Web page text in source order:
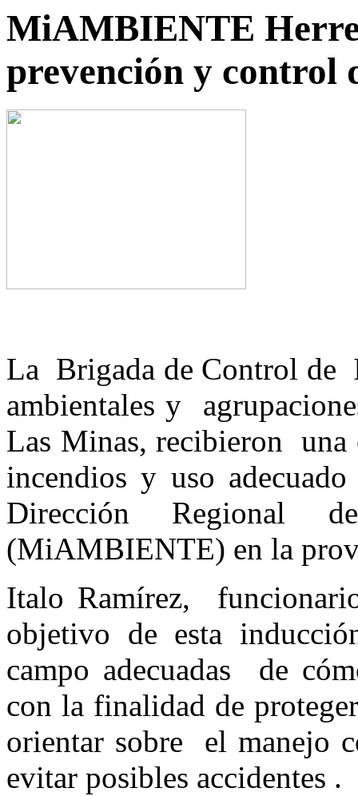
MiAMBIENTE
prevención y control
La Brigada de Control de
ambientales y
Las Minas, recibieron una
incendios y uso
Dirección Regional
(MiAMBIENTE) en la
Italo Ramírez,
objetivo de esta
campo adecuadas de
con la finalidad de
orientar sobre el manejo
evitar posibles accidentes .